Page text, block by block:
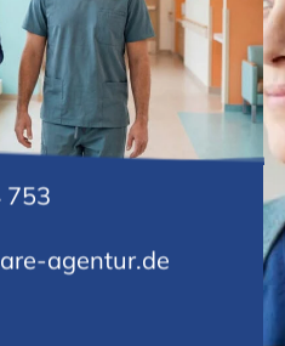
753
agentur.de